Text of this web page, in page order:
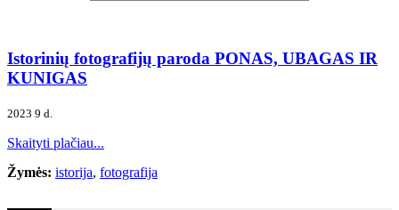
Istorinių fotografijų paroda PONAS, UBAGAS IR
KUNIGAS
2023 9 d.
Skaityti plačiau...
Žymės: istorija, fotografija